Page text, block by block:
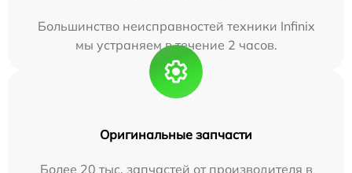
Большинство неисправностей техники Infinix
мы устраняем в течение 2 часов.
Оригинальные запчасти
Более 20 тыс. запчастей от производителя в